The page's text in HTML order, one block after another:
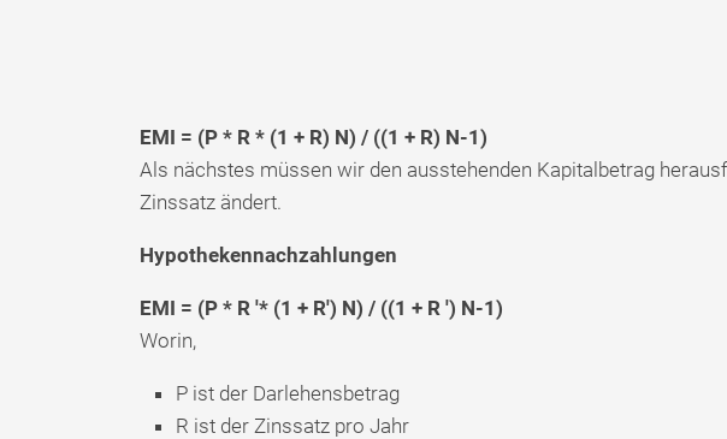
EMI = (P * R * (1 + R) N) / ((1 + R) N-1)
Als nächstes müssen wir den ausstehenden Kapitalbetrag
Zinssatz ändert.
Hypothekennachzahlungen
EMI = (P * R '* (1 + R') N) / ((1 + R ') N-1)
Worin,
P ist der Darlehensbetrag
R ist der Zinssatz pro Jahr